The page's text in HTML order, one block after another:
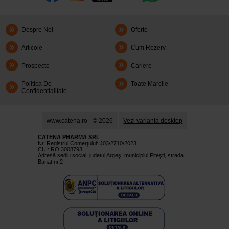
Despre Noi Oferte
Articole Cum Rezerv
Prospecte Cariere
Politica De
Confidentialitate
Toate Marcile
www.catena.ro - © 2026 Vezi varianta desktop
CATENA PHARMA SRL
Nr. Registrul Comerţului: J03/2710/2023
CUI: RO 3008793
Adresă sediu social: judetul Argeş, municipiul Piteşti, strada
Banat nr.2